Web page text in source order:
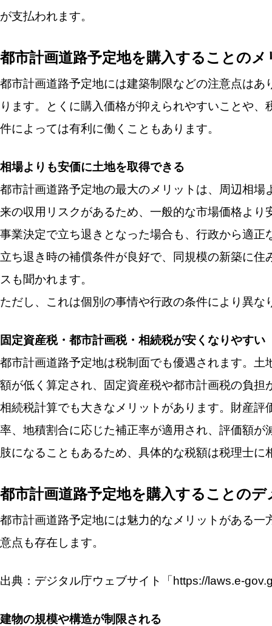
が支払われます。
都市計画道路予定地を購入することのメ
都市計画道路予定地には建築制限などの注意点は
ります。とくに購入価格が抑えられやすいことや
件によっては有利に働くこともあります。
相場よりも安価に土地を取得できる
都市計画道路予定地の最大のメリットは、周辺相
来の収用リスクがあるため、一般的な市場価格よ
事業決定で立ち退きとなった場合も、行政から適
立ち退き時の補償条件が良好で、同規模の新築に
スも聞かれます。
ただし、これは個別の事情や行政の条件により異
固定資産税・都市計画税・相続税が安くなりやすい
都市計画道路予定地は税制面でも優遇されます。
額が低く算定され、固定資産税や都市計画税の負担
相続税計算でも大きなメリットがあります。財産
率、地積割合に応じた補正率が適用され、評価額
肢になることもあるため、具体的な税額は税理士に
都市計画道路予定地を購入することの
都市計画道路予定地には魅力的なメリットがある
意点も存在します。
出典：デジタル庁ウェブサイト「https://laws.e-
建物の規模や構造が制限される